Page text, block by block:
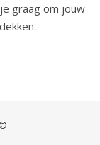
graag om jouw